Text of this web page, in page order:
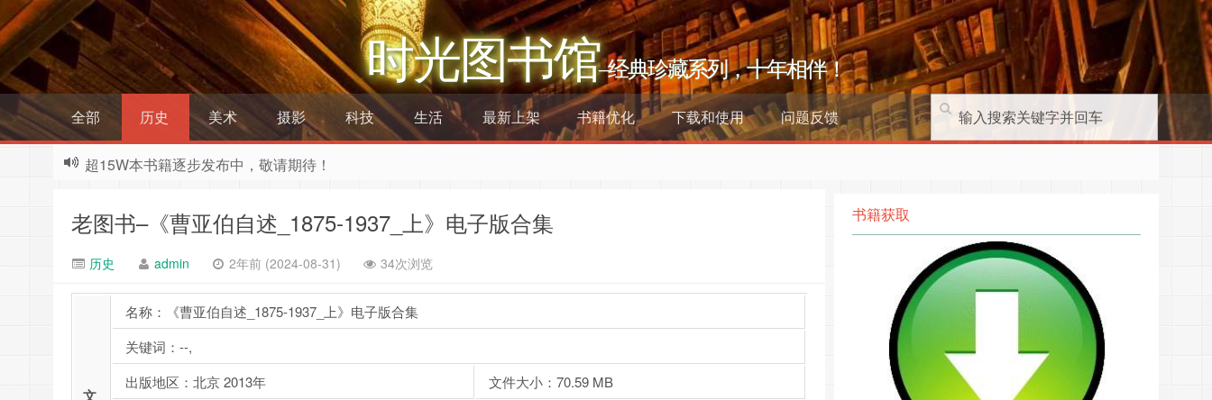
时光图书馆–经典珍藏系列，十年相伴！
全部 历史 美术 摄影 科技 生活 最新上架 书籍优化 下载和使用 问题反馈
超15W本书籍逐步发布中，敬请期待！
老图书–《曹亚伯自述_1875-1937_上》电子版合集
历史 admin 2年前 (2024-08-31) 34次浏览
文
名称：《曹亚伯自述_1875-1937_上》电子版合集
关键词：--,
出版地区：北京 2013年
文件大小：70.59 MB
书籍获取